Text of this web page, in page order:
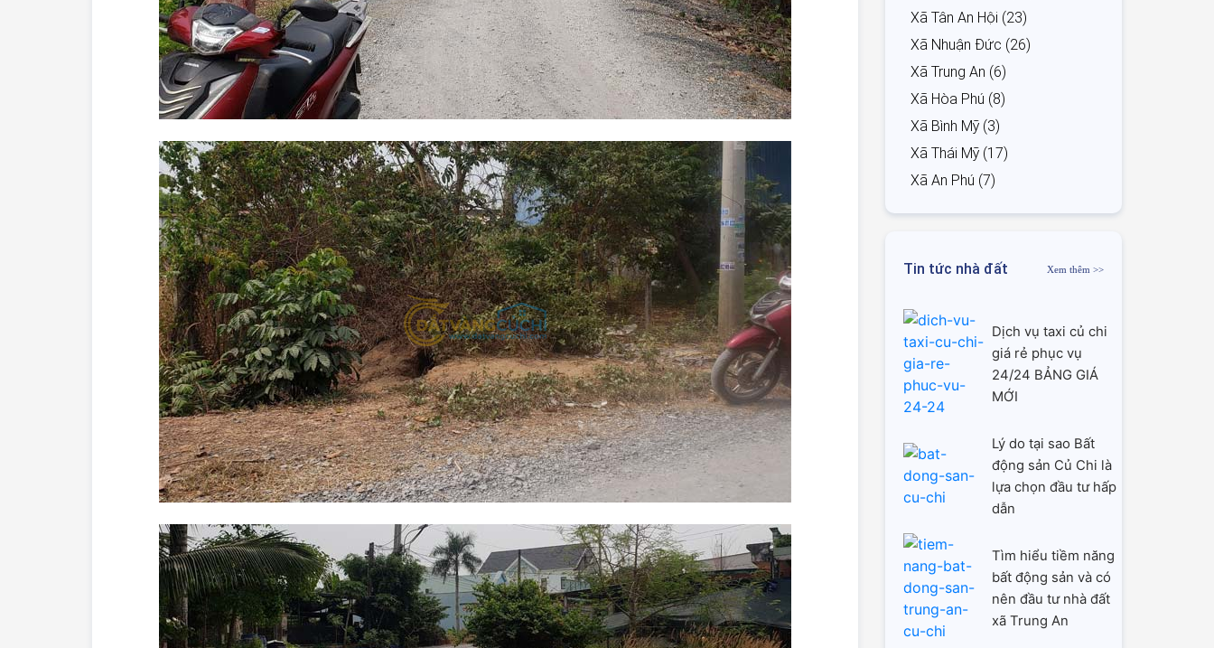
Xã Tân An Hội (23)
Xã Nhuận Đức (26)
Xã Trung An (6)
Xã Hòa Phú (8)
Xã Bình Mỹ (3)
Xã Thái Mỹ (17)
Xã An Phú (7)
Tin tức nhà đất Xem thêm >>
Dịch vụ taxi củ chi
giá rẻ phục vụ
24/24 BẢNG GIÁ
MỚI
Lý do tại sao Bất
động sản Củ Chi là
lựa chọn đầu tư hấp
dẫn
Tìm hiểu tiềm năng
bất động sản và có
nên đầu tư nhà đất
xã Trung An